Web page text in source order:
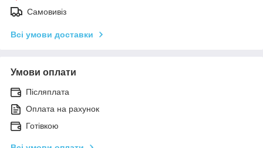
Самовивіз
Всі умови доставки
Умови оплати
Післяплата
Оплата на рахунок
Готівкою